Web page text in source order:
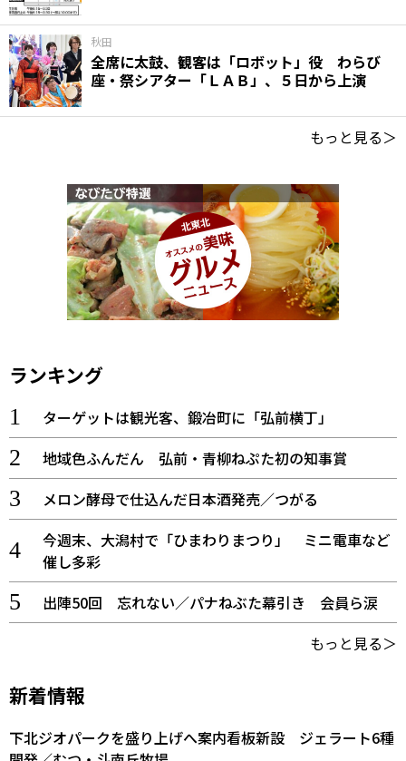
秋田
全席に太鼓、観客は「ロボット」役 わらび
座・祭シアター「ＬＡＢ」、５日から上演
もっと見る＞
ランキング
ターゲットは観光客、鍛冶町に「弘前横丁」
地域色ふんだん 弘前・青柳ねぷた初の知事賞
メロン酵母で仕込んだ日本酒発売／つがる
今週末、大潟村で「ひまわりまつり」 ミニ電車など
催し多彩
出陣50回 忘れない／パナねぶた幕引き 会員ら涙
もっと見る＞
新着情報
下北ジオパークを盛り上げへ案内看板新設 ジェラート6種